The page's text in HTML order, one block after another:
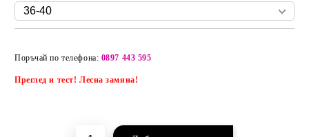
Поръчай по телефона: 0897 443 595
Преглед и тест! Лесна замяна!